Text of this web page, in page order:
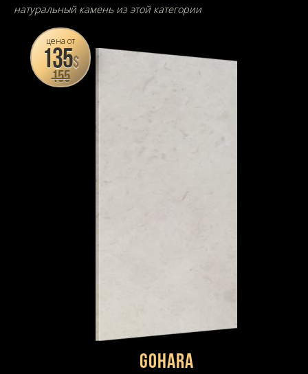
натуральный камень из этой категории
цена от
135$
155
Gohara